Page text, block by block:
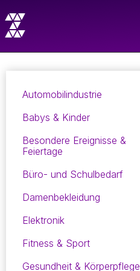
Automobilindustrie
Babys & Kinder
Besondere Ereignisse &
Feiertage
Büro- und Schulbedarf
Damenbekleidung
Elektronik
Fitness & Sport
Gesundheit & Körperpflege